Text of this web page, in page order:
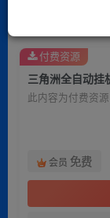
三角洲全自动挂
此内容为付费资
会员 免费
付费资源